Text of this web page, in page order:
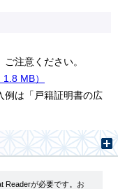
注意ください。
MB）
は「戸籍証明書の広
Readerが必要です。お